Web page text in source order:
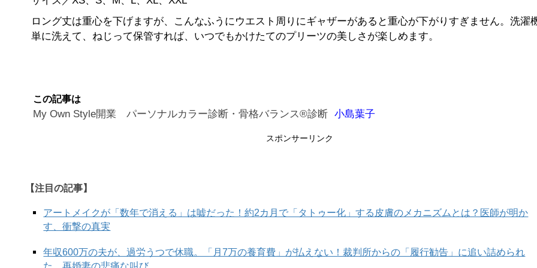
ロング丈は重心を下げますが、こんなふうにウエスト周りにギャザーがあると重心が下がりすぎません。洗濯
単に洗えて、ねじって保管すれば、いつでもかけたてのプリーツの美しさが楽しめます。
この記事は
My Own Style開業 パーソナルカラー診断・骨格バランス®診断 小島葉子
スポンサーリンク
【注目の記事】
アートメイクが「数年で消える」は嘘だった！約2カ月で「タトゥー化」する皮膚のメカニズムとは？医師が明か
す、衝撃の真実
年収600万の夫が、過労うつで休職。「月7万の養育費」が払えない！裁判所からの「履行勧告」に追い詰められ
た、再婚妻の悲痛な叫び